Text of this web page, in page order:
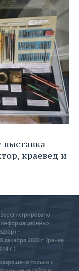
выставка
краевед и
информационных
–
2020 г. (ранее
г.)
только с